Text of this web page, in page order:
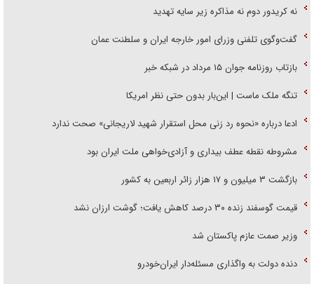
نه کریدور دوم نه مذاکره زیر سایه تهدید
گفت‌وگوی تلفنی وزرای امور خارجه ایران و سلطنت عمان
بازتاب روزنامه جوان ۱۵ مرداد در شبکه خبر
تنگه ملک ماست | این‌بار بدون حتی نظر امریکا
ادعا درباره «نحوه رد زنی محل استقرار شهید لاریجانی» صحت ندارد
مشروطه نقطه عطف بیداری و آزادی‌خواهی ملت ایران بود
بازگشت ۳ میلیون و ۱۷ هزار زائر اربعین به کشور
قیمت گوسفند زنده ۳۰ درصد کاهش یافت؛ گوشت ارزان نشد
وزیر صمت عازم پاکستان شد
دنده دولت به واگذاری مسئله‌دار ایران‌خودرو